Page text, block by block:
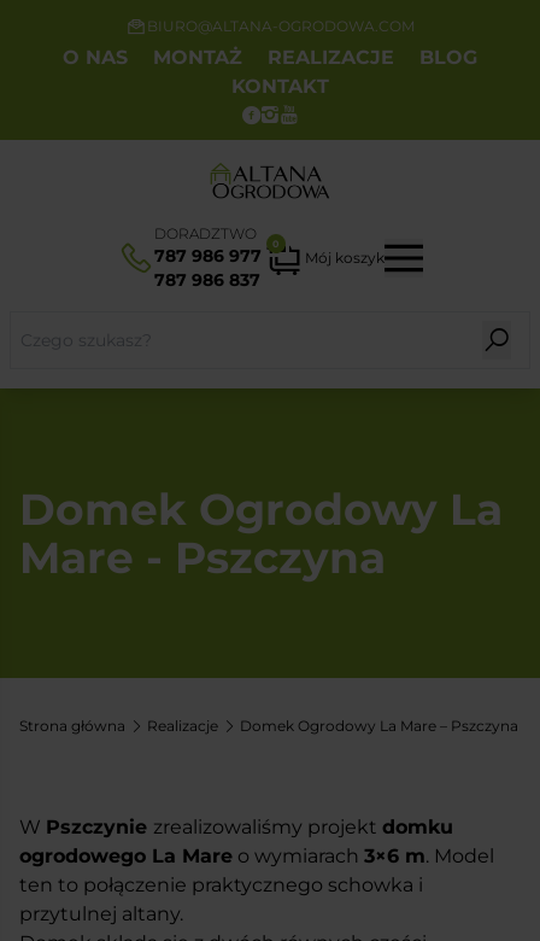
BIURO@ALTANA-OGRODOWA.COM
O NAS MONTAŻ REALIZACJE
BLOG
KONTAKT
DORADZTWO
787 986 977
787 986 837
0
Mój koszyk
Domek Ogrodowy La
Mare - Pszczyna
Strona główna Realizacje Domek Ogrodowy La Mare – Pszczyna
W Pszczynie zrealizowaliśmy projekt domku
ogrodowego La Mare o wymiarach 3×6 m. Model
ten to połączenie praktycznego schowka i
przytulnej altany.